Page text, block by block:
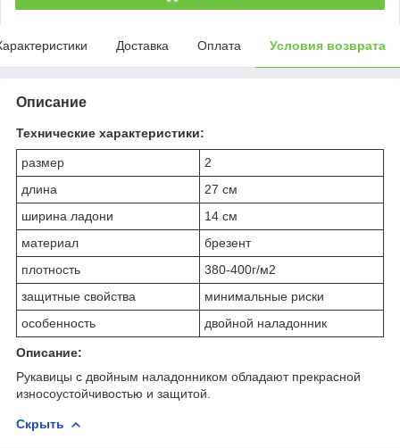
Доставка Оплата Условия возврата
Описание
Технические характеристики:
размер
2
длина
27 см
ширина ладони
14 см
материал
брезент
плотность
380-400г/м2
защитные свойства
минимальные риски
особенность
двойной наладонник
Описание:
Рукавицы с двойным наладонником обладают прекрасной
износоустойчивостью и защитой.
Скрыть